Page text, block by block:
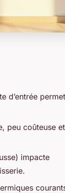
d’entrée
peu coûteuse
impacte